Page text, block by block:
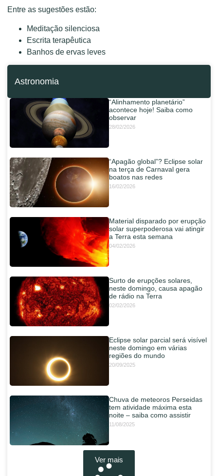
Entre as sugestões estão:
Meditação silenciosa
Escrita terapêutica
Banhos de ervas leves
Astronomia
“Alinhamento planetário”
acontece hoje! Saiba como
observar
28/02/2026
“Apagão global”? Eclipse solar
na terça de Carnaval gera
boatos nas redes
16/02/2026
Material disparado por erupção
solar superpoderosa vai atingir
a Terra esta semana
04/02/2026
Surto de erupções solares,
neste domingo, causa apagão
de rádio na Terra
02/02/2026
Eclipse solar parcial será visível
neste domingo em várias
regiões do mundo
20/09/2025
Chuva de meteoros Perseidas
tem atividade máxima esta
noite – saiba como assistir
11/08/2025
Ver mais